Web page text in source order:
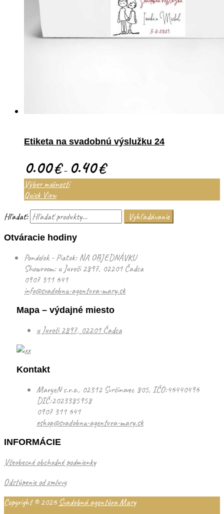
Etiketa na svadobnú výslužku 24
0.00€– 0.40€
Výber možností
Quick View
Hľadať:
Vyhľadávanie
Otváracie hodiny
Pondelok - Piatok: NA OBJEDNÁVKU
Showroom: u Juroši 2897, 02201 Čadca
0907 311 641
info@svadobna-agentura-mary.sk
Mapa – výdajné miesto
u Juroši 2897, 02201 Čadca
Kontakt
MaryeN s.r.o., 02312 Svrčinovec 805, IČO:46440496
DIČ:2023385958
0907 311 641
eshop@svadobna-agentura-mary.sk
INFORMÁCIE
Všeobecné obchodné podmienky
Odstúpenie od zmluvy
Copyright © 2026 Svadobná agentúra Mary